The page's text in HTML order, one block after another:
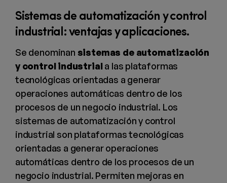
Sistemas de automatización y control
industrial: ventajas y aplicaciones.
Se denominan sistemas de automatización
y control industriala las plataformas
tecnológicas orientadas a generar
operaciones automáticas dentro de los
procesos de un negocio industrial. Los
sistemas de automatización y control
industrial son plataformas tecnológicas
orientadas a generar operaciones
automáticas dentro de los procesos de un
negocio industrial. Permiten mejoras en